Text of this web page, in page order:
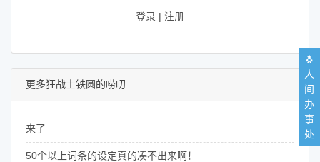
登录 | 注册
更多狂战士铁圆的唠叨
来了
50个以上词条的设定真的凑不出来啊！
🐧
人
间
办
事
处